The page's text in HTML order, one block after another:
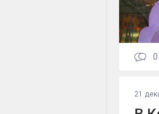
0
21